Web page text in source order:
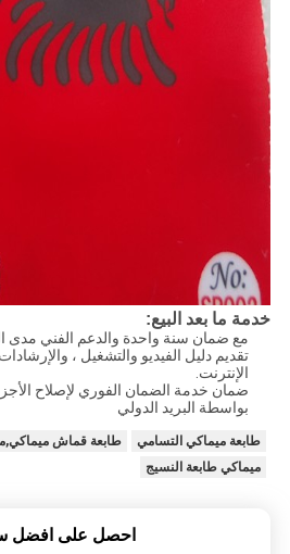
خدمة ما بعد البيع:
مع ضمان سنة واحدة والدعم الفني مدى
تقديم دليل الفيديو والتشغيل ،
الإنترنت.
ضمان خدمة الضمان الفوري لإصلاح
بواسطة البريد الدولي
طابعة ميماكي التسامي
طابعة قماش
ميماكي طابعة النسيج
احصل على افضل